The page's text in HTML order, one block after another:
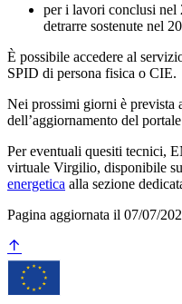
per i lavori conclusi nel
detrarre sostenute nel
È possibile accedere al
SPID di persona fisica o CIE.
Nei prossimi giorni è prevista
dell’aggiornamento del portale
Per eventuali quesiti tecnici,
virtuale Virgilio, disponibile
energetica alla sezione
Pagina aggiornata il 07/07/